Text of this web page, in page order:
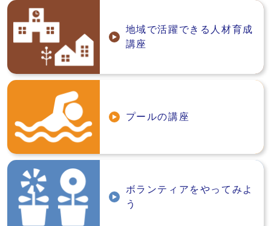
地域で活躍できる人材育成
講座
プールの講座
ボランティアをやってみよ
う